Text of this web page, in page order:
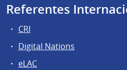
Referentes
CRI
Digital Nations
eLAC